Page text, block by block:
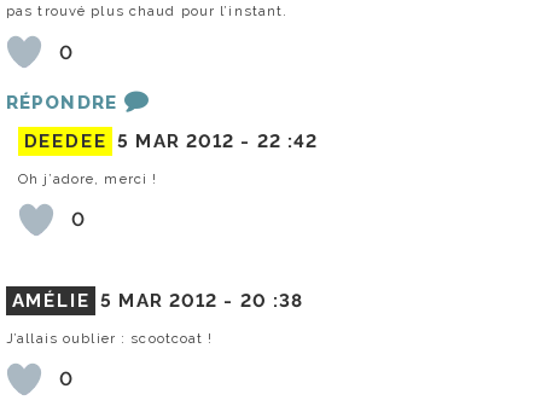
pas trouvé plus chaud pour l’instant.
0
RÉPONDRE
DEEDEE 5 MAR 2012 - 22 :42
Oh j’adore, merci !
0
AMÉLIE 5 MAR 2012 - 20 :38
J’allais oublier : scootcoat !
0